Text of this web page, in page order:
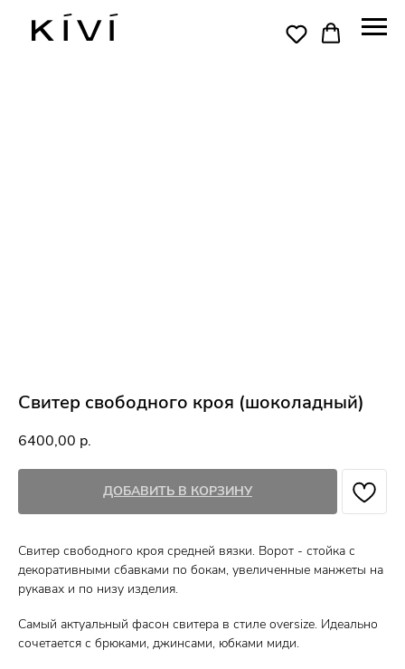
Свитер свободного кроя (шоколадный)
6400,00 р.
ДОБАВИТЬ В КОРЗИНУ
Свитер свободного кроя средней вязки. Ворот - стойка с
декоративными сбавками по бокам, увеличенные манжеты на
рукавах и по низу изделия.
Самый актуальный фасон свитера в стиле oversize. Идеально
сочетается с брюками, джинсами, юбками миди.